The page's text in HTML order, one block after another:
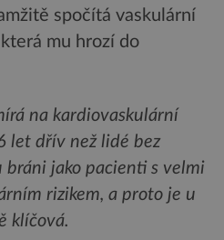
spočítá vaskulární
mu hrozí do
na kardiovaskulární
let dřív než lidé bez
jako pacienti s velmi
rizikem, a proto je u
klíčová.